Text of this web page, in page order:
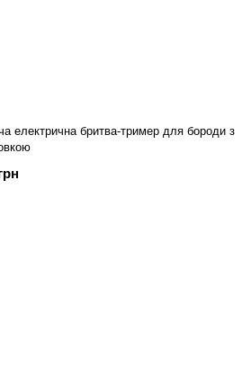
електрична бритва-тример для бороди з